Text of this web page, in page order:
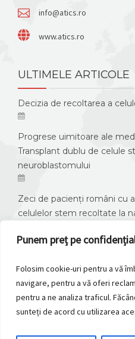
Punem preț pe
Folosim cookie-uri pentru a vă
navigare, pentru a vă oferi
pentru a ne analiza traficul.
sunteți de acord cu utilizarea
info@atics.ro
www.atics.ro
ULTIMELE ARTICOLE
Decizia de recoltarea a
Progrese uimitoare ale
Transplant dublu de celule
neuroblastomului
Zeci de pacienți români cu
celulelor stem recoltate la